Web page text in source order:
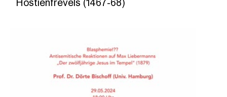
Hostienfrevels (1467-68)